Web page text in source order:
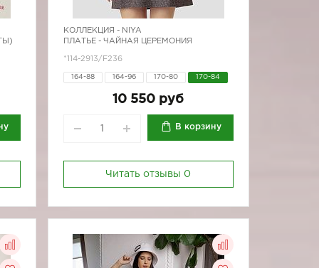
КОЛЛЕКЦИЯ - NIYA
ПЛАТЬЕ - ЧАЙНАЯ ЦЕРЕМОНИЯ
*114-2913/F236
164-88 164-96 170-80 170-84
10 550 руб
В корзину
Читать отзывы 0